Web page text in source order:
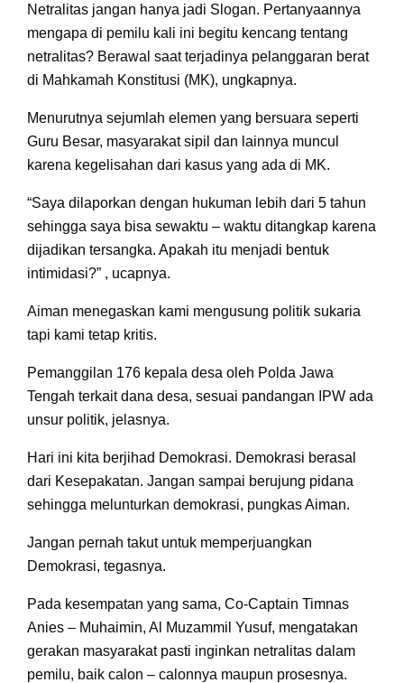
Netralitas jangan hanya jadi Slogan. Pertanyaannya
mengapa di pemilu kali ini begitu kencang tentang
netralitas? Berawal saat terjadinya pelanggaran berat
di Mahkamah Konstitusi (MK), ungkapnya.
Menurutnya sejumlah elemen yang bersuara seperti
Guru Besar, masyarakat sipil dan lainnya muncul
karena kegelisahan dari kasus yang ada di MK.
“Saya dilaporkan dengan hukuman lebih dari 5 tahun
sehingga saya bisa sewaktu – waktu ditangkap karena
dijadikan tersangka. Apakah itu menjadi bentuk
intimidasi?” , ucapnya.
Aiman menegaskan kami mengusung politik sukaria
tapi kami tetap kritis.
Pemanggilan 176 kepala desa oleh Polda Jawa
Tengah terkait dana desa, sesuai pandangan IPW ada
unsur politik, jelasnya.
Hari ini kita berjihad Demokrasi. Demokrasi berasal
dari Kesepakatan. Jangan sampai berujung pidana
sehingga melunturkan demokrasi, pungkas Aiman.
Jangan pernah takut untuk memperjuangkan
Demokrasi, tegasnya.
Pada kesempatan yang sama, Co-Captain Timnas
Anies – Muhaimin, Al Muzammil Yusuf, mengatakan
gerakan masyarakat pasti inginkan netralitas dalam
pemilu, baik calon – calonnya maupun prosesnya.